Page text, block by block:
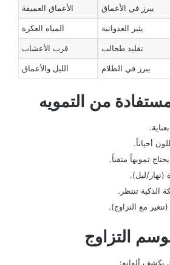
يبرز في الأعماق الأعماق العميقة
يثير العدوانية المياه العكرة
تقليد طحالب قرب الأعشاب
يبرز في الظلام الليل والأعماق
من التمويه
أحياناً.
تمويهاً متقناً.
(نهار/ليل).
الذكية تنتظر.
مع التزاوج).
التزاوج
يكشف ألوانه: